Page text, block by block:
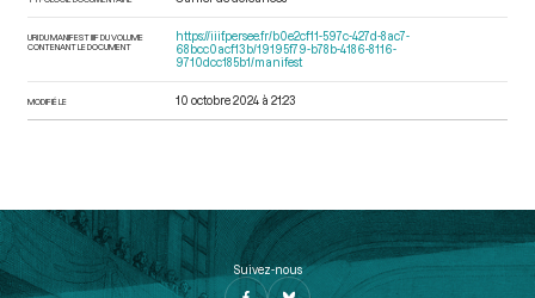
URI DU MANIFEST IIIF DU VOLUME
CONTENANT LE DOCUMENT
https://iiif.persee.fr/b0e2cf11-597c-427d-8ac7-
68bcc0acf13b/19195f79-b78b-4186-8116-
9710dcc185b1/manifest
MODIFIÉ LE 10 octobre 2024 à 21:23
Suivez-nous